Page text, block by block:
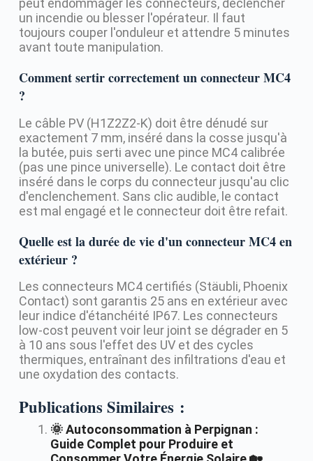
peut endommager les connecteurs, déclencher
un incendie ou blesser l'opérateur. Il faut
toujours couper l'onduleur et attendre 5 minutes
avant toute manipulation.
Comment sertir correctement un connecteur MC4
?
Le câble PV (H1Z2Z2-K) doit être dénudé sur
exactement 7 mm, inséré dans la cosse jusqu'à
la butée, puis serti avec une pince MC4 calibrée
(pas une pince universelle). Le contact doit être
inséré dans le corps du connecteur jusqu'au clic
d'enclenchement. Sans clic audible, le contact
est mal engagé et le connecteur doit être refait.
Quelle est la durée de vie d'un connecteur MC4 en
extérieur ?
Les connecteurs MC4 certifiés (Stäubli, Phoenix
Contact) sont garantis 25 ans en extérieur avec
leur indice d'étanchéité IP67. Les connecteurs
low-cost peuvent voir leur joint se dégrader en 5
à 10 ans sous l'effet des UV et des cycles
thermiques, entraînant des infiltrations d'eau et
une oxydation des contacts.
Publications Similaires :
🌞 Autoconsommation à Perpignan :
Guide Complet pour Produire et